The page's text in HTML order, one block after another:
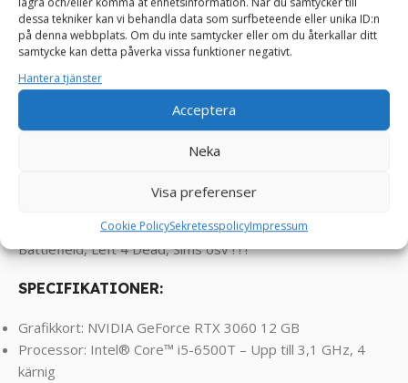
dessa tekniker kan vi behandla data som surfbeteende eller unika ID:n
på denna webbplats. Om du inte samtycker eller om du återkallar ditt
samtycke kan detta påverka vissa funktioner negativt.
Hantera tjänster
Acceptera
Neka
Visa preferenser
Cookie PolicySekretesspolicyImpressum
PALLADIUM speldator. Denna gamingdator är byggd för
extrem prestanda, och den levererar den högsta möjliga
nivån av grafik, prestanda och anpassning. Om du strävar
efter att spela de senaste spelen med de högsta
inställningarna och vill ha en speldator som är byggd för att
hantera allt, då är TNS PALLADIUM speldator exakt det du
Klarar spel som FarCry, RDR2, Assasin’s Creed, Valorant,
Rocket League, Roblox, Minecraft, GTA, League of
Legends, World of Warcraft, Fortnite, CS2, Overwatch ,
Battlefield, Left 4 Dead, Sims osv ! ! !
SPECIFIKATIONER:
Grafikkort: NVIDIA GeForce RTX 3060 12 GB
Processor: Intel® Core™ i5-6500T – Upp till 3,1 GHz, 4
kärnig